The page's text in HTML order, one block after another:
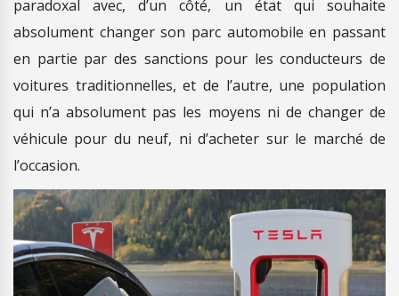
paradoxal avec, d’un côté, un état qui souhaite
absolument changer son parc automobile en passant
en partie par des sanctions pour les conducteurs de
voitures traditionnelles, et de l’autre, une population
qui n’a absolument pas les moyens ni de changer de
véhicule pour du neuf, ni d’acheter sur le marché de
l’occasion.